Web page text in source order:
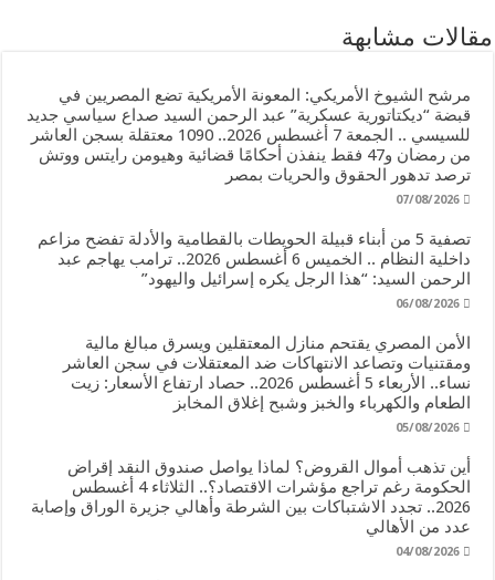
مقالات مشابهة
مرشح الشيوخ الأمريكي: المعونة الأمريكية تضع المصريين في
قبضة “ديكتاتورية عسكرية” عبد الرحمن السيد صداع سياسي جديد
للسيسي .. الجمعة 7 أغسطس 2026.. 1090 معتقلة بسجن العاشر
من رمضان و47 فقط ينفذن أحكامًا قضائية وهيومن رايتس ووتش
ترصد تدهور الحقوق والحريات بمصر
07/08/2026
تصفية 5 من أبناء قبيلة الحويطات بالقطامية والأدلة تفضح مزاعم
داخلية النظام .. الخميس 6 أغسطس 2026.. ترامب يهاجم عبد
الرحمن السيد: “هذا الرجل يكره إسرائيل واليهود”
06/08/2026
الأمن المصري يقتحم منازل المعتقلين ويسرق مبالغ مالية
ومقتنيات وتصاعد الانتهاكات ضد المعتقلات في سجن العاشر
نساء.. الأربعاء 5 أغسطس 2026.. حصاد ارتفاع الأسعار: زيت
الطعام والكهرباء والخبز وشبح إغلاق المخابز
05/08/2026
أين تذهب أموال القروض؟ لماذا يواصل صندوق النقد إقراض
الحكومة رغم تراجع مؤشرات الاقتصاد؟.. الثلاثاء 4 أغسطس
2026.. تجدد الاشتباكات بين الشرطة وأهالي جزيرة الوراق وإصابة
عدد من الأهالي
04/08/2026